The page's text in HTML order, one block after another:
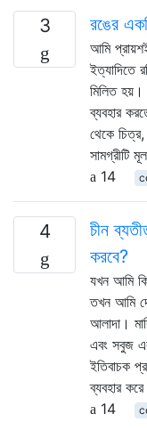
3 রঙের
আমি
ইত্যাদিতে
মিলিত
ব্যবহার
থেকে
সামগ্রীটি
14
4
চীন
করবে?
যখন আমি
তখন আমি
আলাদা।
এবং সবুজ
ইতিবাচক
ব্যবহার
14